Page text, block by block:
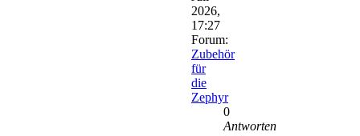
2026,
17:27
Forum:
Zubehör
für
die
Zephyr
0
Antworten